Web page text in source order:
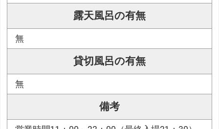
露天風呂の有無
無
貸切風呂の有無
無
備考